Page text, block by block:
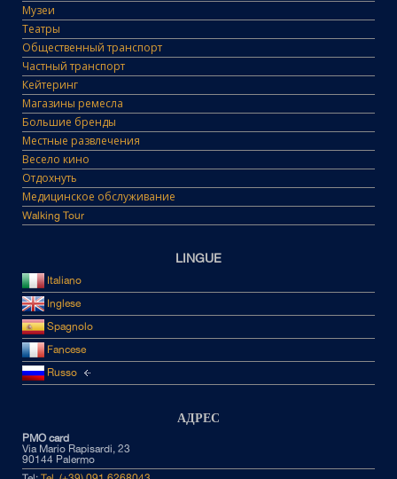
Музеи
Театры
Общественный транспорт
Частный транспорт
Кейтеринг
Магазины ремесла
Большие бренды
Местные развлечения
Весело кино
Отдохнуть
Медицинское обслуживание
Walking Tour
LINGUE
Italiano
Inglese
Spagnolo
Fancese
Russo
АДРЕС
PMO card
Via Mario Rapisardi, 23
90144 Palermo